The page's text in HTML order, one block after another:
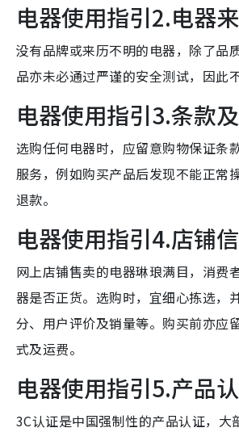
电器使用指引2.电器
没有品牌或来历不明的电器，除了品
品亦未必通过严谨的安全测试，因此
电器使用指引3.条款
选购任何电器时，应留意购物保证条
服务，例如购买产品后发现不能正常
退款。
电器使用指引4.店铺
网上店铺售卖的电器琳琅满目，消费
器是否正货。选购时，宜细心拣选，
分、用户评价及销量等。购买前亦应
式及运费。
电器使用指引5.产品
3C认证是中国强制性的产品认证，大